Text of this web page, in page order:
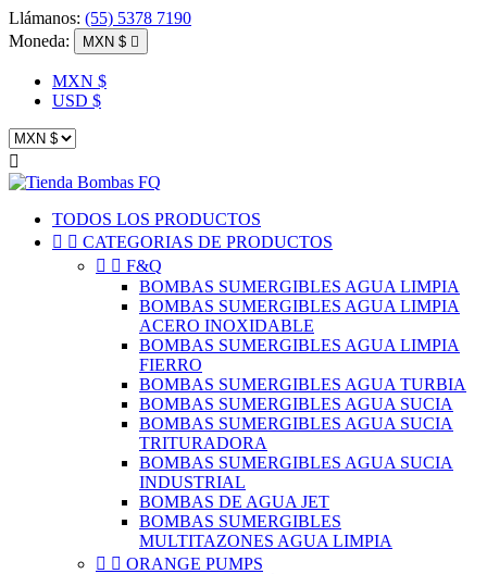
Llámanos: (55) 5378 7190
Moneda:
MXN $ 
MXN $
USD $

TODOS LOS PRODUCTOS
  CATEGORIAS DE PRODUCTOS
  F&Q
BOMBAS SUMERGIBLES AGUA LIMPIA
BOMBAS SUMERGIBLES AGUA LIMPIA
ACERO INOXIDABLE
BOMBAS SUMERGIBLES AGUA LIMPIA
FIERRO
BOMBAS SUMERGIBLES AGUA TURBIA
BOMBAS SUMERGIBLES AGUA SUCIA
BOMBAS SUMERGIBLES AGUA SUCIA
TRITURADORA
BOMBAS SUMERGIBLES AGUA SUCIA
INDUSTRIAL
BOMBAS DE AGUA JET
BOMBAS SUMERGIBLES
MULTITAZONES AGUA LIMPIA
  ORANGE PUMPS